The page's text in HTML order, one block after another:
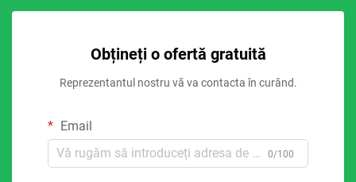
Obțineți o ofertă gratuită
Reprezentantul nostru vă va contacta în curând.
Email
0/100